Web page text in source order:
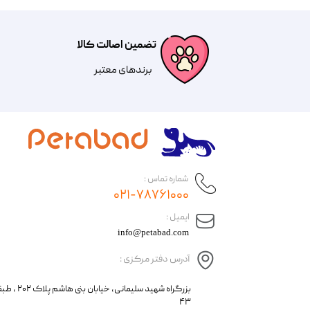
تضمین اصالت کالا
​​برندهای معتبر​​​​​​​
​ایمیل :
آدرس دفتر مرکزی :
info@petabad.com
​​بزرگراه شهید
۴۳
شماره تماس :
۰۲۱-۷۸۷۶۱۰۰۰